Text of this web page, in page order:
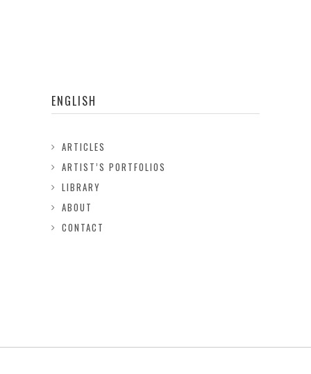
ENGLISH
ARTICLES
ARTIST’S PORTFOLIOS
LIBRARY
ABOUT
CONTACT